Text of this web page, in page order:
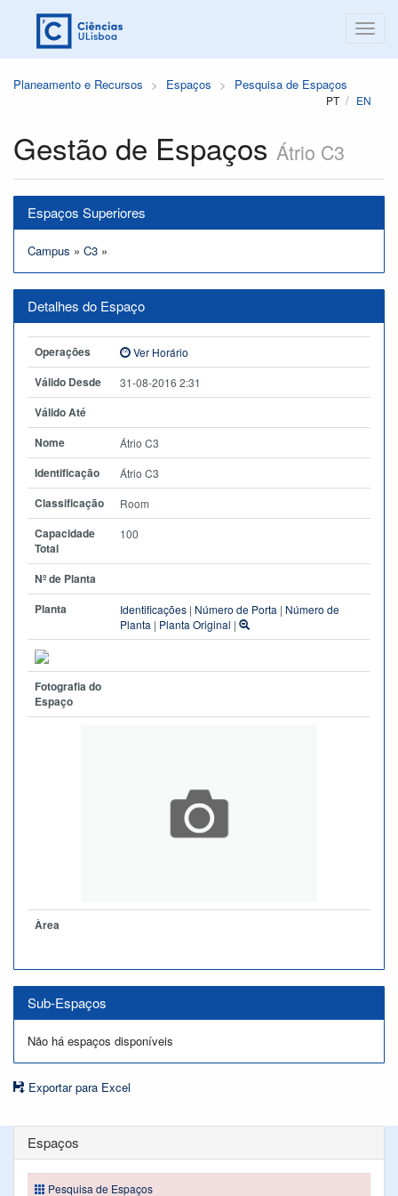
Planeamento e Recursos Espaços Pesquisa de Espaços
PT EN
Gestão de Espaços Átrio C3
Espaços Superiores
Campus » C3 »
Detalhes do Espaço
Operações Ver Horário
Válido Desde 31-08-2016 2:31
Válido Até
Nome
Átrio C3
Identificação Átrio C3
Classificação Room
Capacidade
Total
100
Nº de Planta
Planta
Identificações | Número de Porta | Número de
Planta | Planta Original |
Fotografia do
Espaço
Àrea
Sub-Espaços
Não há espaços disponíveis
Exportar para Excel
Espaços
Pesquisa de Espaços